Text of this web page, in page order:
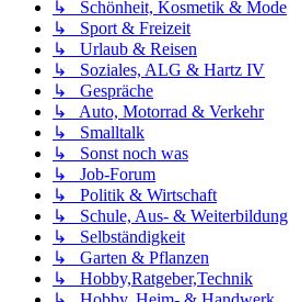
↳ Schönheit, Kosmetik & Mode
↳ Sport & Freizeit
↳ Urlaub & Reisen
↳ Soziales, ALG & Hartz IV
↳ Gespräche
↳ Auto, Motorrad & Verkehr
↳ Smalltalk
↳ Sonst noch was
↳ Job-Forum
↳ Politik & Wirtschaft
↳ Schule, Aus- & Weiterbildung
↳ Selbständigkeit
↳ Garten & Pflanzen
↳ Hobby,Ratgeber,Technik